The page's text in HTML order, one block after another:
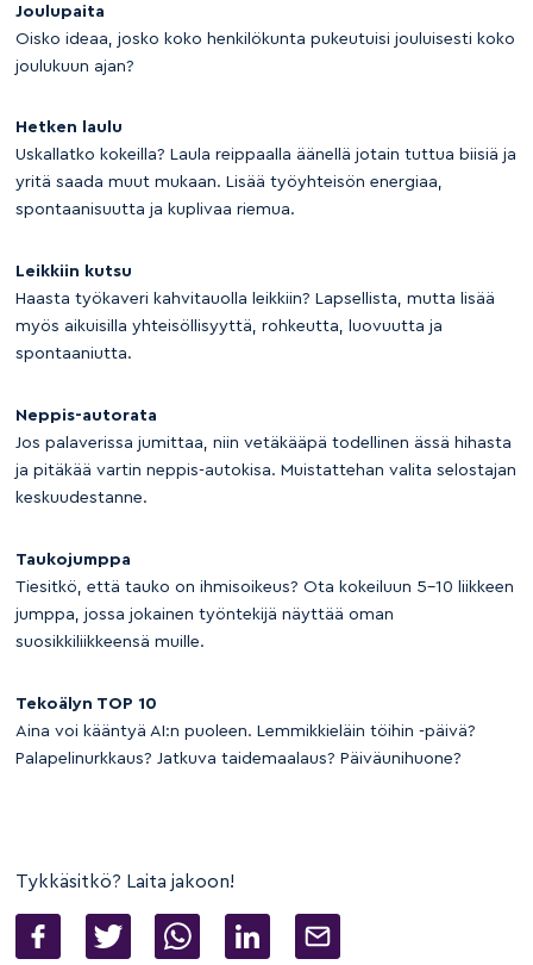
Joulupaita
Oisko ideaa, josko koko henkilökunta pukeutuisi jouluisesti koko
joulukuun ajan?
Hetken laulu
Uskallatko kokeilla? Laula reippaalla äänellä jotain tuttua biisiä ja
yritä saada muut mukaan. Lisää työyhteisön energiaa,
spontaanisuutta ja kuplivaa riemua.
Leikkiin kutsu
Haasta työkaveri kahvitauolla leikkiin? Lapsellista, mutta lisää
myös aikuisilla yhteisöllisyyttä, rohkeutta, luovuutta ja
spontaaniutta.
Neppis-autorata
Jos palaverissa jumittaa, niin vetäkääpä todellinen ässä hihasta
ja pitäkää vartin neppis-autokisa. Muistattehan valita selostajan
keskuudestanne.
Taukojumppa
Tiesitkö, että tauko on ihmisoikeus? Ota kokeiluun 5-10 liikkeen
jumppa, jossa jokainen työntekijä näyttää oman
suosikkiliikkeensä muille.
Tekoälyn TOP 10
Aina voi kääntyä AI:n puoleen. Lemmikkieläin töihin -päivä?
Palapelinurkkaus? Jatkuva taidemaalaus? Päiväunihuone?
Tykkäsitkö? Laita jakoon!